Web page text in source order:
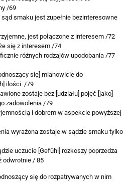
/69
smaku jest zupełnie bezinteresowne
jest połączone z interesem /72
się z interesem /74
różnych rodzajów upodobania /77
się] mianowicie do
ilości /79
zostaje bez [udziału] pojęć [jako]
zadowolenia /79
i dobrem w aspekcie powyższej
wyrażona zostaje w sądzie smaku tylko
uczucie [Gefühl] rozkoszy poprzedza
odwrotnie / 85
się do rozpatrywanych w nim